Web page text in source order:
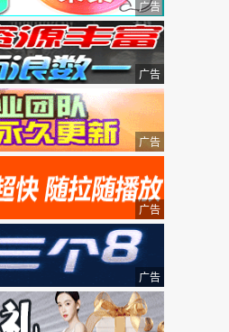
广告
广告
广告
广告
广告